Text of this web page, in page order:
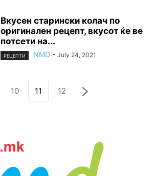
Вкусен старински колач по
оригинален рецепт, вкусот ќе ве
потсети на...
РЕЦЕПТИ NMD - July 24, 2021
10 11 12